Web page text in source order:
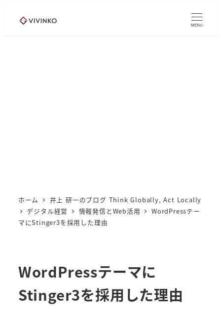
MENU
ホーム
井上 研一のブログ Think Globally, Act Locally
デジタル経営
情報発信とWeb活用
WordPressテー
マにStinger3を採用した理由
WordPressテーマに
Stinger3を採用した理由